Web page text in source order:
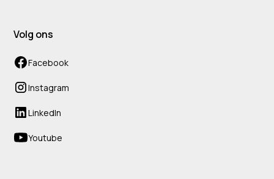
Volg ons
Facebook
Instagram
LinkedIn
Youtube